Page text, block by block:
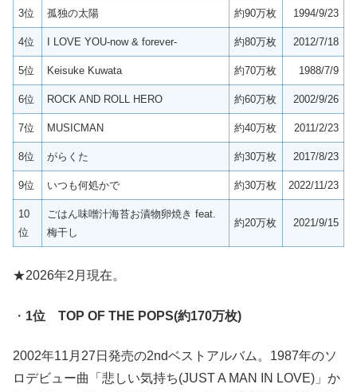
3位 孤独の太陽 約90万枚 1994/9/23
4位 I LOVE YOU-now & forever- 約80万枚 2012/7/18
5位 Keisuke Kuwata 約70万枚 1988/7/9
6位 ROCK AND ROLL HERO 約60万枚 2002/9/26
7位 MUSICMAN 約40万枚 2011/2/23
8位 がらくた 約30万枚 2017/8/23
9位 いつも何処かで 約30万枚 2022/11/23
10
位
ごはん味噌汁海苔お漬物卵焼き feat.
梅干し
約20万枚 2021/9/15
★2026年2月現在。
・ 1位 TOP OF THE POPS(約170万枚)
2002年11月27日発売の2ndベストアルバム。1987年のソ
ロデビュー曲「悲しい気持ち(JUST A MAN IN LOVE)」か